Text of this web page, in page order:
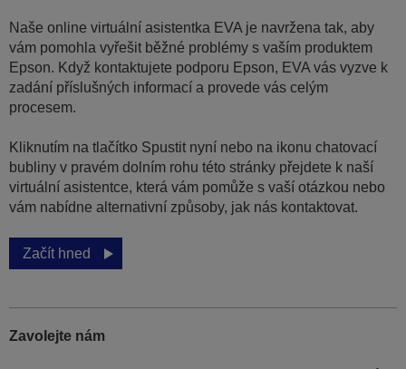
Naše online virtuální asistentka EVA je navržena tak, aby
vám pomohla vyřešit běžné problémy s vaším produktem
Epson. Když kontaktujete podporu Epson, EVA vás vyzve k
zadání příslušných informací a provede vás celým
procesem.
Kliknutím na tlačítko Spustit nyní nebo na ikonu chatovací
bubliny v pravém dolním rohu této stránky přejdete k naší
virtuální asistentce, která vám pomůže s vaší otázkou nebo
vám nabídne alternativní způsoby, jak nás kontaktovat.
Začít hned
Zavolejte nám